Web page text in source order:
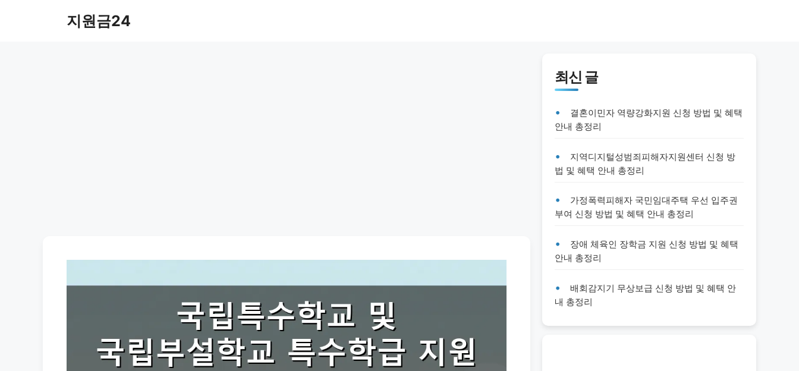
지원금24
최신 글
결혼이민자 역량강화지원 신청 방법 및 혜택
안내 총정리
지역디지털성범죄피해자지원센터 신청 방
법 및 혜택 안내 총정리
가정폭력피해자 국민임대주택 우선 입주권
부여 신청 방법 및 혜택 안내 총정리
장애 체육인 장학금 지원 신청 방법 및 혜택
안내 총정리
배회감지기 무상보급 신청 방법 및 혜택 안
내 총정리